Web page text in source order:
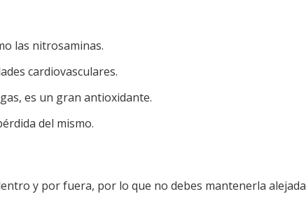
las nitrosaminas.
cardiovasculares.
es un gran antioxidante.
del mismo.
y por fuera, por lo que no debes mantenerla alejada